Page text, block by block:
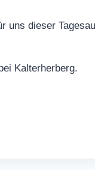
uns dieser
Kalterherberg.